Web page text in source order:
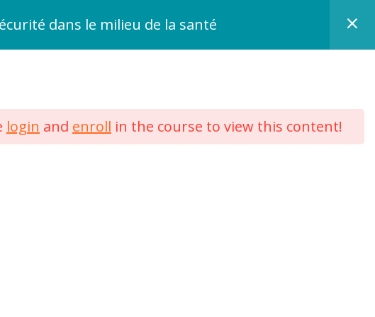
dans le milieu de la santé
login and enroll in the course to view this content!